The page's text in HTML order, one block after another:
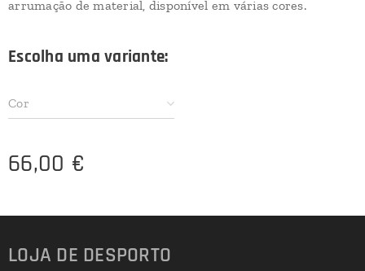
arrumação de material, disponível em várias cores.
Escolha uma variante:
Cor
66,00 €
LOJA DE DESPORTO